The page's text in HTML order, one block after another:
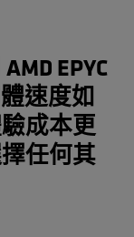
EPYC
速度如
成本更
任何其